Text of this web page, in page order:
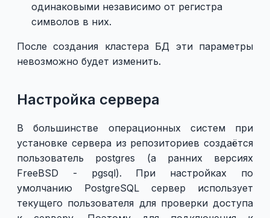
одинаковыми независимо от регистра
символов в них.
После создания кластера БД эти параметры
невозможно будет изменить.
Настройка сервера
В большинстве операционных систем при
установке сервера из репозиториев создаётся
пользователь postgres (а ранних версиях
FreeBSD - pgsql). При настройках по
умолчанию PostgreSQL сервер использует
текущего пользователя для проверки доступа